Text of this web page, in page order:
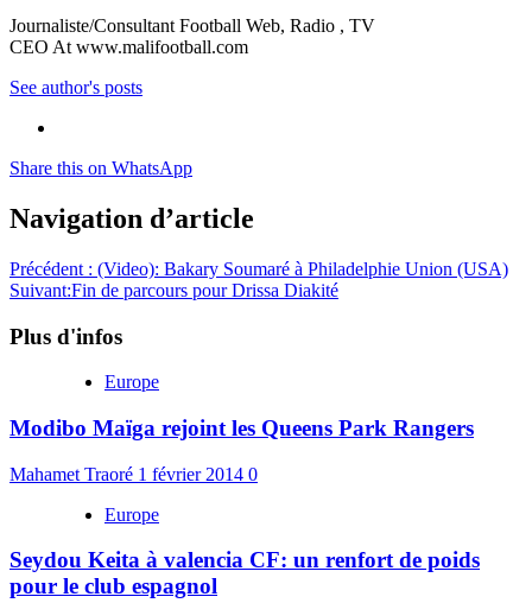
Journaliste/Consultant Football Web, Radio , TV
CEO At www.malifootball.com
See author's posts
Share this on WhatsApp
Navigation d’article
Précédent : (Video): Bakary Soumaré à Philadelphie Union (USA)
Suivant:Fin de parcours pour Drissa Diakité
Plus d'infos
Europe
Modibo Maïga rejoint les Queens Park Rangers
Mahamet Traoré 1 février 2014 0
Europe
Seydou Keita à valencia CF: un renfort de poids
pour le club espagnol